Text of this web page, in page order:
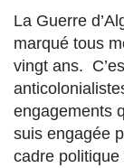
La Guerre
marqué tous
vingt ans.
engagements
suis engagée
cadre politique